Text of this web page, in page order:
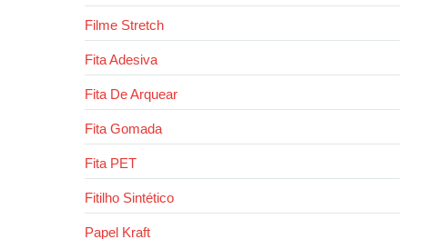
Filme Stretch
Fita Adesiva
Fita De Arquear
Fita Gomada
Fita PET
Fitilho Sintético
Papel Kraft